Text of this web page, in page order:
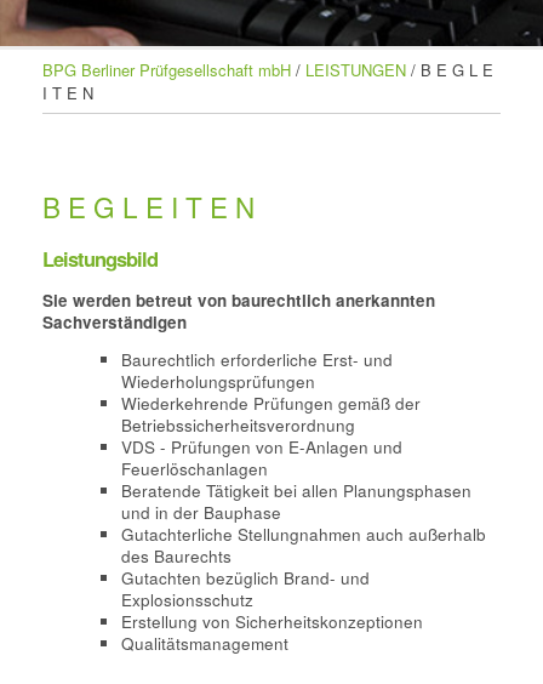
BPG Berliner Prüfgesellschaft mbH / LEISTUNGEN / B E G L E
I T E N
B E G L E I T E N
Leistungsbild
Sie werden betreut von baurechtlich anerkannten
Sachverständigen
Baurechtlich erforderliche Erst- und
Wiederholungsprüfungen
Wiederkehrende Prüfungen gemäß der
Betriebssicherheitsverordnung
VDS - Prüfungen von E-Anlagen und
Feuerlöschanlagen
Beratende Tätigkeit bei allen Planungsphasen
und in der Bauphase
Gutachterliche Stellungnahmen auch außerhalb
des Baurechts
Gutachten bezüglich Brand- und
Explosionsschutz
Erstellung von Sicherheitskonzeptionen
Qualitätsmanagement